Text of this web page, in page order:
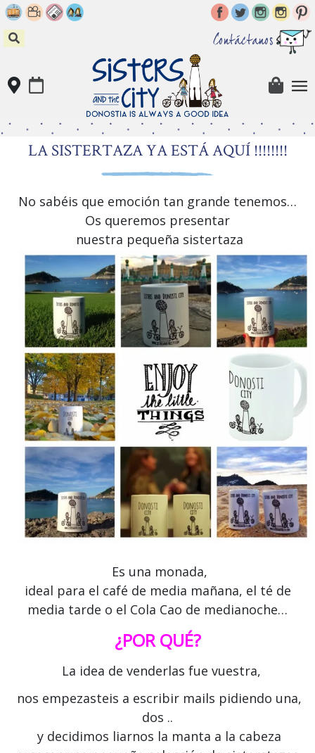
Skip
to
content
Contáctanos
LA SISTERTAZA YA ESTÁ AQUÍ !!!!!!!!
No sabéis que emoción tan grande tenemos…
Os queremos presentar
nuestra pequeña sistertaza
Es una monada,
ideal para el café de media mañana, el té de
media tarde o el Cola Cao de medianoche…
¿POR QUÉ?
La idea de venderlas fue vuestra,
nos empezasteis a escribir mails pidiendo una,
dos ..
y decidimos liarnos la manta a la cabeza